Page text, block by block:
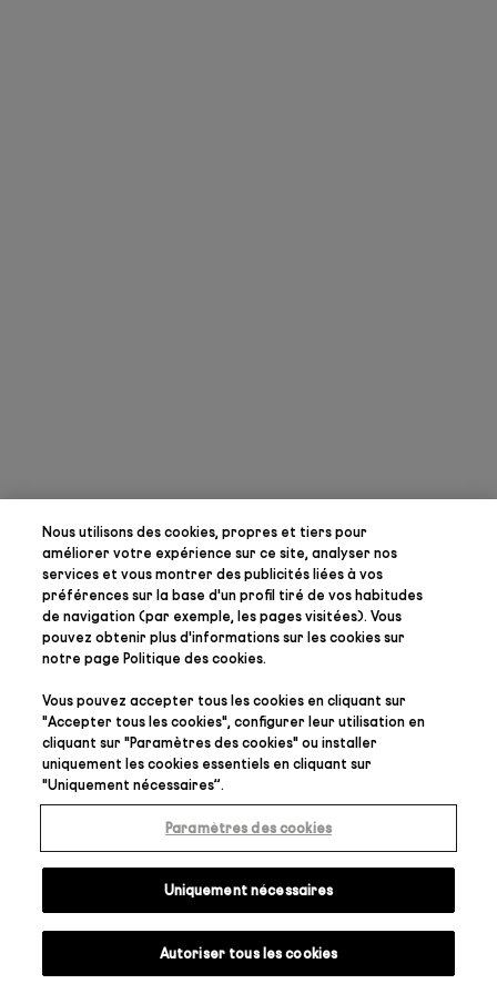
Nous utilisons des cookies, propres et tiers pour
améliorer votre expérience sur ce site, analyser nos
services et vous montrer des publicités liées à vos
préférencessur la base d'un profil tiré de vos habitudes
de navigation (par exemple, les pages visitées). Vous
pouvez obtenir plus d'informations sur les cookies sur
notre pagePolitique des cookies.
Vous pouvez accepter tous les cookies en cliquant sur
"Accepter tous les cookies", configurer leur utilisation en
cliquant sur "Paramètres des cookies" ou installer
uniquement les cookies essentiels en cliquant sur
"Uniquement nécessaires”.
Paramètres des cookies
Uniquement nécessaires
Autoriser tous les cookies